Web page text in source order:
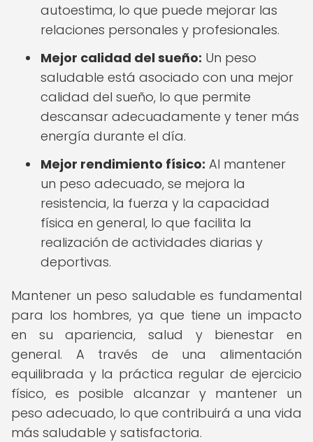
autoestima, lo que puede mejorar las
relaciones personales y profesionales.
Mejor calidad del sueño: Un peso
saludable está asociado con una mejor
calidad del sueño, lo que permite
descansar adecuadamente y tener más
energía durante el día.
Mejor rendimiento físico: Al mantener
un peso adecuado, se mejora la
resistencia, la fuerza y la capacidad
física en general, lo que facilita la
realización de actividades diarias y
deportivas.
Mantener un peso saludable es fundamental
para los hombres, ya que tiene un impacto
en su apariencia, salud y bienestar en
general. A través de una alimentación
equilibrada y la práctica regular de ejercicio
físico, es posible alcanzar y mantener un
peso adecuado, lo que contribuirá a una vida
más saludable y satisfactoria.